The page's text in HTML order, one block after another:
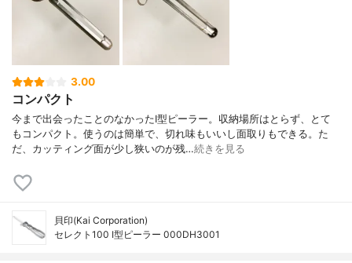
3.00
コンパクト
今まで出会ったことのなかったI型ピーラー。収納場所はとらず、とて
もコンパクト。使うのは簡単で、切れ味もいいし面取りもできる。た
だ、カッティング面が少し狭いのが残…続きを見る
貝印(Kai Corporation)
セレクト100 I型ピーラー 000DH3001